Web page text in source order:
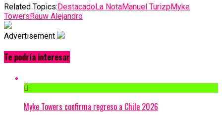
Related Topics: DestacadoLa NotaManuel TurizpMyke
Towers Rauw Alejandro
Advertisement
Te podría interesar
Myke Towers confirma regreso a Chile 2026